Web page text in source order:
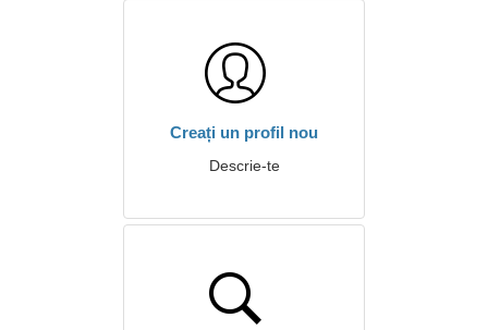
Creați un profil nou
Descrie-te